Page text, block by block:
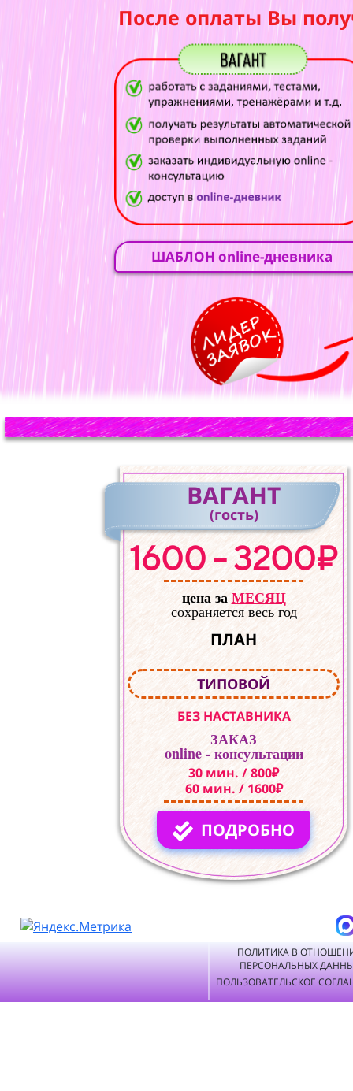
После оплаты Вы
ШАБЛОН online-дневника
ВАГАНТ
(гость)
1600 - 3200₽
цена заМЕСЯЦ
сохраняется весь год
ПЛАН
ТИПОВОЙ
БЕЗ НАСТАВНИКА
ЗАКАЗ
online - консультации
30 мин. / 800₽
60 мин. / 1600₽
ПОДРОБНО
ПОЛИТИКА В
ПЕРСОНАЛЬНЫХ
ПОЛЬЗОВАТЕЛЬСКОЕ